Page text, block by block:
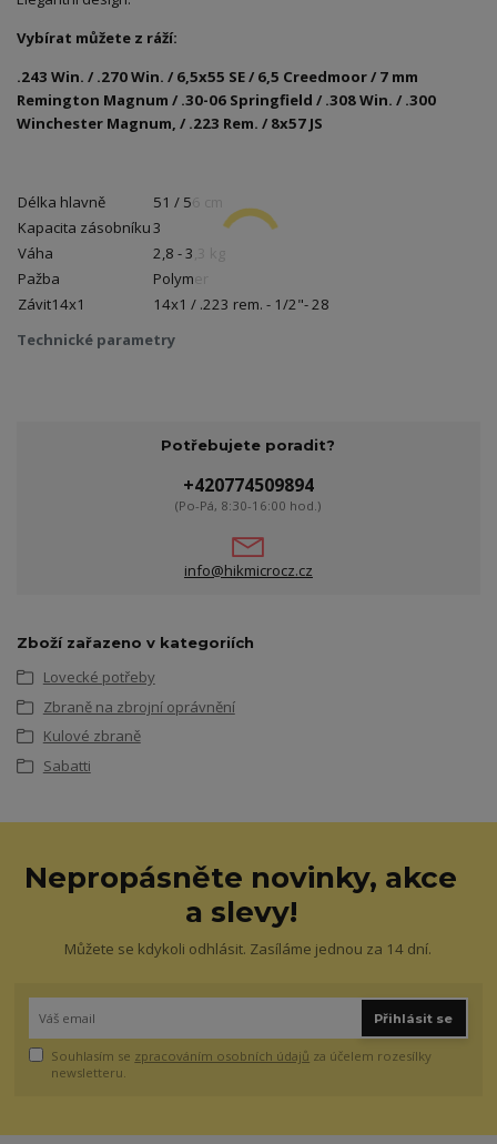
Vybírat můžete z ráží:
.243 Win. / .270 Win. / 6,5x55 SE / 6,5 Creedmoor / 7 mm
Remington Magnum / .30-06 Springfield / .308 Win. / .300
Winchester Magnum, / .223 Rem. / 8x57 JS
Technické parametry
Délka hlavně
51 / 56 cm
Kapacita zásobníku3
Váha
2,8 - 3,3 kg
Pažba
Polymer
Závit14x1
14x1 / .223 rem. - 1/2"- 28
Potřebujete poradit?
+420774509894
(Po-Pá, 8:30-16:00 hod.)
info@hikmicrocz.cz
Zboží zařazeno v kategoriích
Lovecké potřeby
Zbraně na zbrojní oprávnění
Kulové zbraně
Sabatti
Nepropásněte novinky, akce
a slevy!
Můžete se kdykoli odhlásit. Zasíláme jednou za 14 dní.
Přihlásit se
Souhlasím se zpracováním osobních údajů za účelem rozesílky
newsletteru.